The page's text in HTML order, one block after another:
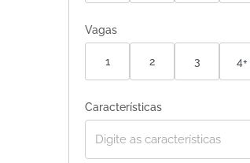
Vagas
1 2 3 4+
Características